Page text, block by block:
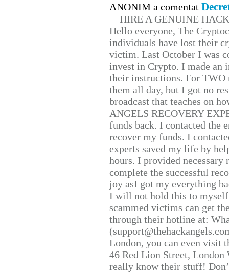
ANONIM a comentat
HIRE A GENUINE
Hello everyone, The
individuals have lost their
victim. Last October I was
invest in Crypto. I made
their instructions. For TWO
them all day, but I got no
broadcast that teaches on
ANGELS RECOVERY
funds back. I contacted the
recover my funds. I
experts saved my life by
hours. I provided
complete the successful
joy asI got my everything
I will not hold this to
scammed victims can get
through their hotline at:
London, you can even visit
46 Red Lion Street, London
really know their stuff!